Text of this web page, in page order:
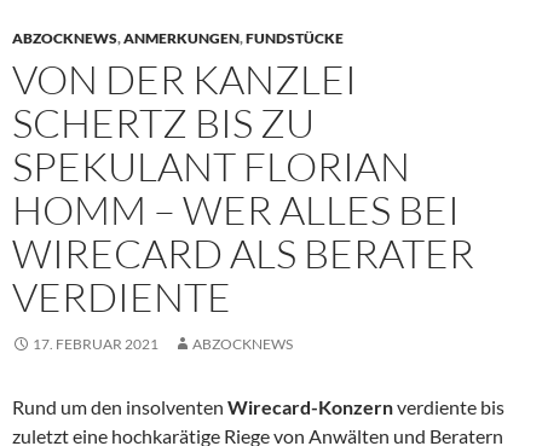
ABZOCKNEWS,ANMERKUNGEN,FUNDSTÜCKE
VON DER KANZLEI
SCHERTZ BIS ZU
SPEKULANT FLORIAN
HOMM – WER ALLES BEI
WIRECARD ALS BERATER
VERDIENTE
17. FEBRUAR 2021 ABZOCKNEWS
Rund um den insolventen Wirecard-Konzernverdiente bis
zuletzt eine hochkarätige Riege von Anwälten und Beratern